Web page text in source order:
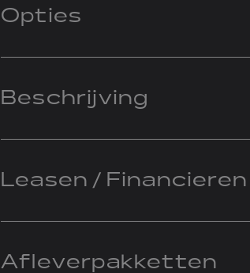
Opties
Beschrijving
Leasen / Financieren
Afleverpakketten